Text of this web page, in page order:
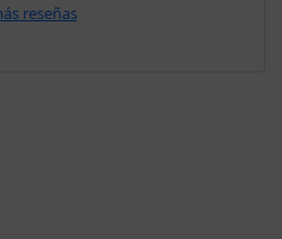
reseñas